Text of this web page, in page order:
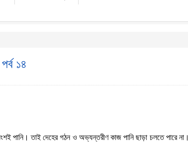
১৪
পানি। তাই দেহের গঠন ও অভ্যন্তরীণ কাজ পানি ছাড়া চলতে পারে না।